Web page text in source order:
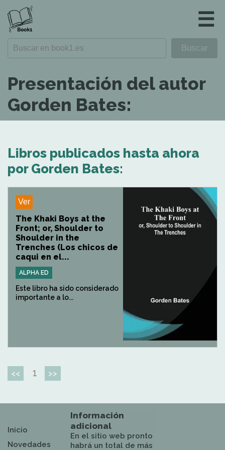
☰
Presentación del autor
Gorden Bates:
Libros publicados hasta ahora
por Gorden Bates:
Ver
The Khaki Boys at the
Front; or, Shoulder to
Shoulder in the
Trenches (Los chicos de
caqui en el...
ALPHA ED
Este libro ha sido considerado
importante a lo...
<< 1 >>
Inicio
Novedades
Información
adicional
En el sitio web pronto
habrá un total de más